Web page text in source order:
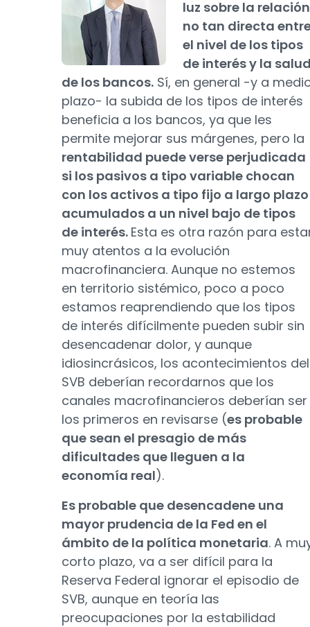
luz sobre la relación
no tan directa
el nivel de los tipos
de interés y la
de los bancos. Sí, en general -y a
plazo- la subida de los tipos de interés
beneficia a los bancos, ya que les
permite mejorar sus márgenes, pero la
rentabilidad puede verse perjudicada
si los pasivos a tipo variable chocan
con los activos a tipo fijo a largo plazo
acumulados a un nivel bajo de tipos
de interés. Esta es otra razón para
muy atentos a la evolución
macrofinanciera. Aunque no estemos
en territorio sistémico, poco a poco
estamos reaprendiendo que los tipos
de interés difícilmente pueden subir sin
desencadenar dolor, y aunque
idiosincrásicos, los acontecimientos del
SVB deberían recordarnos que los
canales macrofinancieros deberían ser
los primeros en revisarse (es probable
que sean el presagio de más
dificultades que lleguen a la
economía real).
Es probable que desencadene una
mayor prudencia de la Fed en el
ámbito de la política monetaria. A
corto plazo, va a ser difícil para la
Reserva Federal ignorar el episodio de
SVB, aunque en teoría las
preocupaciones por la estabilidad